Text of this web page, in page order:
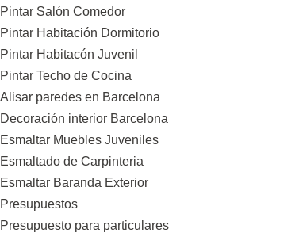
Pintar Salón Comedor
Pintar Habitación Dormitorio
Pintar Habitacón Juvenil
Pintar Techo de Cocina
Alisar paredes en Barcelona
Decoración interior Barcelona
Esmaltar Muebles Juveniles
Esmaltado de Carpinteria
Esmaltar Baranda Exterior
Presupuestos
Presupuesto para particulares